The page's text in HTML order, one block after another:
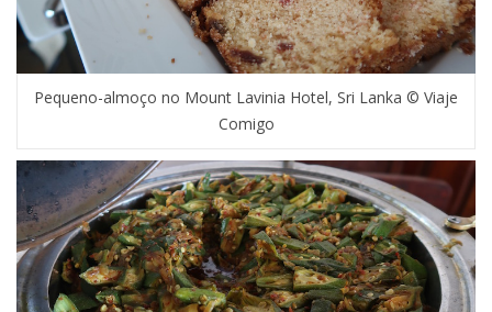
Pequeno-almoço no Mount Lavinia Hotel, Sri Lanka © Viaje
Comigo